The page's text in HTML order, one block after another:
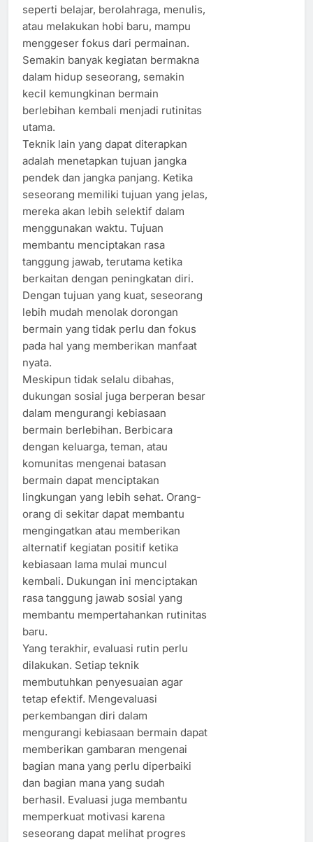
seperti belajar, berolahraga, menulis,
atau melakukan hobi baru, mampu
menggeser fokus dari permainan.
Semakin banyak kegiatan bermakna
dalam hidup seseorang, semakin
kecil kemungkinan bermain
berlebihan kembali menjadi rutinitas
utama.
Teknik lain yang dapat diterapkan
adalah menetapkan tujuan jangka
pendek dan jangka panjang. Ketika
seseorang memiliki tujuan yang jelas,
mereka akan lebih selektif dalam
menggunakan waktu. Tujuan
membantu menciptakan rasa
tanggung jawab, terutama ketika
berkaitan dengan peningkatan diri.
Dengan tujuan yang kuat, seseorang
lebih mudah menolak dorongan
bermain yang tidak perlu dan fokus
pada hal yang memberikan manfaat
nyata.
Meskipun tidak selalu dibahas,
dukungan sosial juga berperan besar
dalam mengurangi kebiasaan
bermain berlebihan. Berbicara
dengan keluarga, teman, atau
komunitas mengenai batasan
bermain dapat menciptakan
lingkungan yang lebih sehat. Orang-
orang di sekitar dapat membantu
mengingatkan atau memberikan
alternatif kegiatan positif ketika
kebiasaan lama mulai muncul
kembali. Dukungan ini menciptakan
rasa tanggung jawab sosial yang
membantu mempertahankan rutinitas
baru.
Yang terakhir, evaluasi rutin perlu
dilakukan. Setiap teknik
membutuhkan penyesuaian agar
tetap efektif. Mengevaluasi
perkembangan diri dalam
mengurangi kebiasaan bermain dapat
memberikan gambaran mengenai
bagian mana yang perlu diperbaiki
dan bagian mana yang sudah
berhasil. Evaluasi juga membantu
memperkuat motivasi karena
seseorang dapat melihat progres